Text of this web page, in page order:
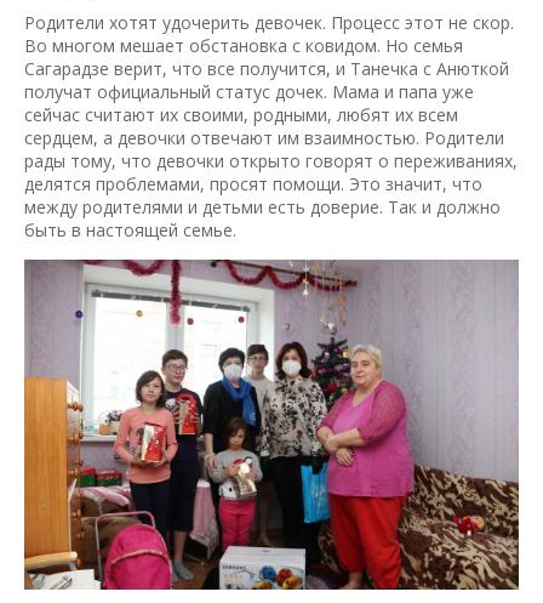
Родители хотят удочерить девочек. Процесс этот не скор.
Во многом мешает обстановка с ковидом. Но семья
Сагарадзе верит, что все получится, и Танечка с Анюткой
получат официальный статус дочек. Мама и папа уже
сейчас считают их своими, родными, любят их всем
сердцем, а девочки отвечают им взаимностью. Родители
рады тому, что девочки открыто говорят о переживаниях,
делятся проблемами, просят помощи. Это значит, что
между родителями и детьми есть доверие. Так и должно
быть в настоящей семье.